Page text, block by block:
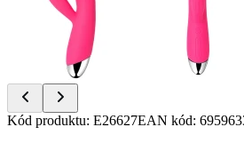
Item
Kód produktu: E26627EAN kód: